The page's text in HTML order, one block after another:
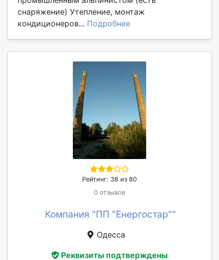
снаряжение) Утепление, монтаж
кондиционеров... Подробнее
Рейтинг: 38 из 80
0 отзывов
Компания "ПП "Енергостар""
Одесса
Реквизиты подтверждены